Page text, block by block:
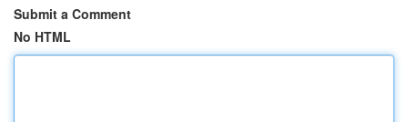
Submit a Comment
No HTML